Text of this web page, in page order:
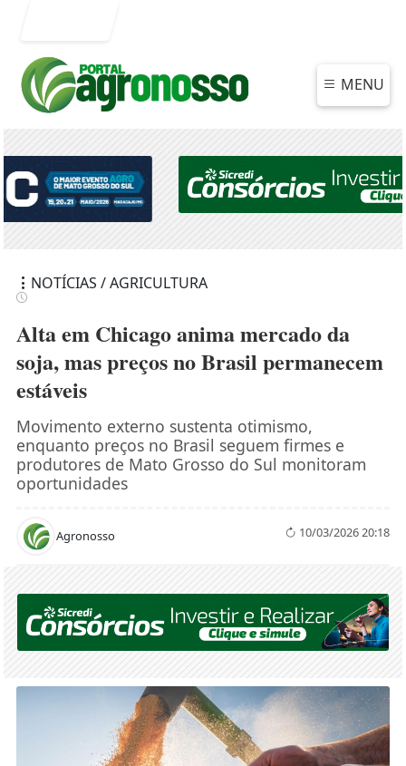
MENU
NOTÍCIAS / AGRICULTURA
Alta em Chicago anima mercado da
soja, mas preços no Brasil permanecem
estáveis
Movimento externo sustenta otimismo,
enquanto preços no Brasil seguem firmes e
produtores de Mato Grosso do Sul monitoram
oportunidades